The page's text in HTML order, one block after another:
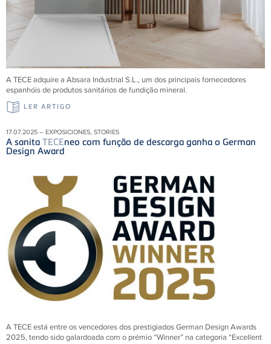
A TECE adquire a Absara Industrial S.L., um dos principais fornecedores
espanhóis de produtos sanitários de fundição mineral.
LER ARTIGO
17.07.2025 – EXPOSICIONES, STORIES
A sanita TECEneo com função de descarga ganha o German
Design Award
A TECE está entre os vencedores dos prestigiados German Design Awards
2025, tendo sido galardoada com o prémio “Winner” na categoria “Excellent